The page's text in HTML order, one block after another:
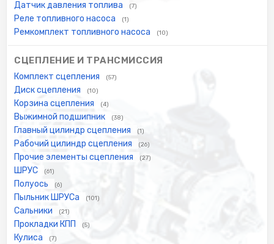
Датчик давления топлива (7)
Реле топливного насоса (1)
Ремкомплект топливного насоса (10)
СЦЕПЛЕНИЕ И ТРАНСМИССИЯ
Комплект сцепления (57)
Диск сцепления (10)
Корзина сцепления (4)
Выжимной подшипник (38)
Главный цилиндр сцепления (1)
Рабочий цилиндр сцепления (26)
Прочие элементы сцепления (27)
ШРУС (61)
Полуось (6)
Пыльник ШРУСа (101)
Сальники (21)
Прокладки КПП (5)
Кулиса (7)